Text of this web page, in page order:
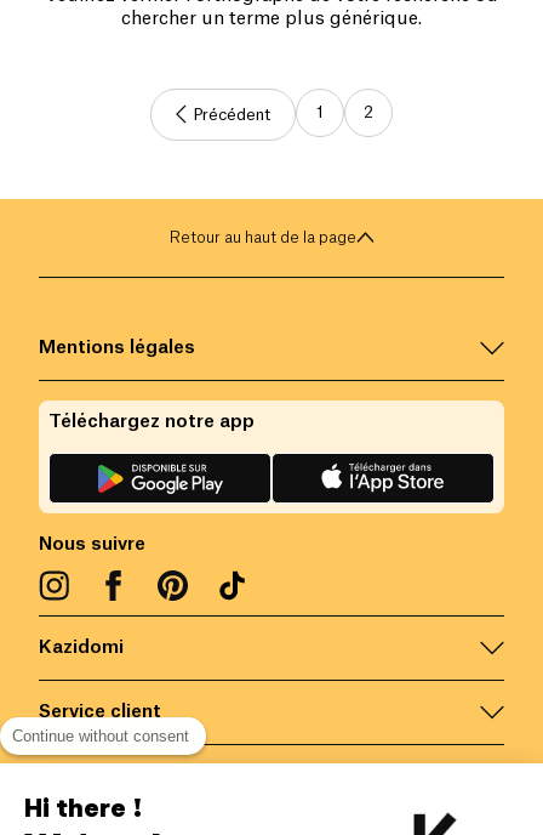
chercher un terme plus générique.
Précédent 1 2
Retour au haut de la page
Kazidomi
Service client
Mentions légales
Nous suivre
Téléchargez notre app
Continue without consent
Hi there !